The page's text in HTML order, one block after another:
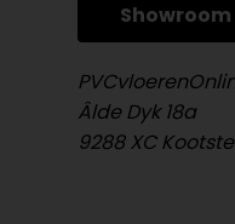
Showroom
Âlde Dyk 18a
9288 XC